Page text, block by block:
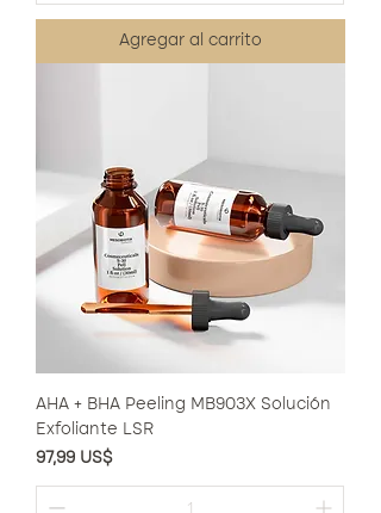
Agregar al carrito
AHA + BHA Peeling MB903X Solución
Exfoliante LSR
Precio
97,99 US$